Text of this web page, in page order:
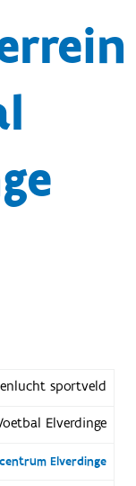
sportveld
Elverdinge
Elverdinge